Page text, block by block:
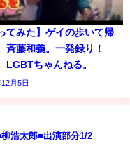
てみた】ゲイの歩いて帰
斉藤和義。一発録り！
ちゃんねる。
月5日
浩太郎■出演部分1/2